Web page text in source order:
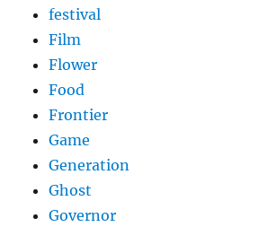
festival
Film
Flower
Food
Frontier
Game
Generation
Ghost
Governor